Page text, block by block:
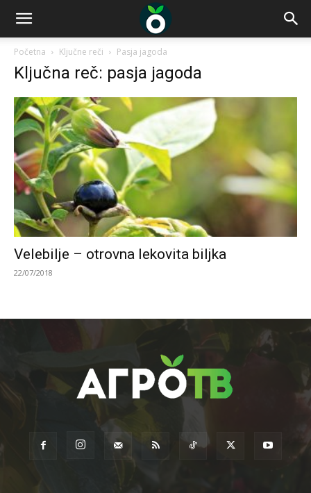
Početna Ključne reči Pasja jagoda
Ključna reč: pasja jagoda
Velebilje – otrovna lekovita biljka
22/07/2018